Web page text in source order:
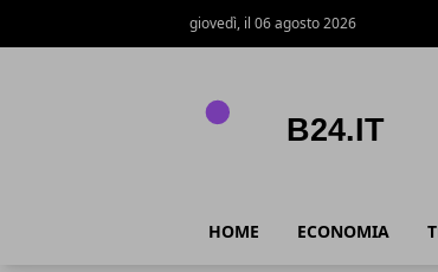
giovedì, il 06 agosto 2026
HOME ECONOMIA